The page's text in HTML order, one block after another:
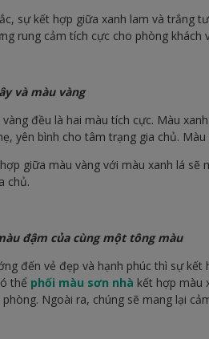
sự kết hợp giữa xanh lam và trắng
rung cảm tích cực cho phòng khách
và màu vàng
đều là hai màu tích cực. Màu
yên bình cho tâm trạng gia chủ.
giữa màu vàng với màu xanh lá sẽ
chủ.
đậm của cùng một tông màu
đến vẻ đẹp và hạnh phúc thì sự
thể phối màu sơn nhà kết hợp màu
Ngoài ra, chúng sẽ mang lại